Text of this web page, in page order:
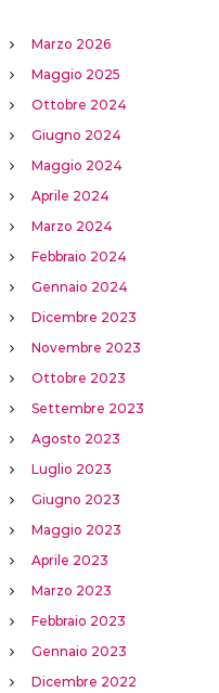
Marzo 2026
Maggio 2025
Ottobre 2024
Giugno 2024
Maggio 2024
Aprile 2024
Marzo 2024
Febbraio 2024
Gennaio 2024
Dicembre 2023
Novembre 2023
Ottobre 2023
Settembre 2023
Agosto 2023
Luglio 2023
Giugno 2023
Maggio 2023
Aprile 2023
Marzo 2023
Febbraio 2023
Gennaio 2023
Dicembre 2022